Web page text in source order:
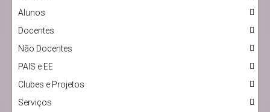
Alunos
Docentes
Não Docentes
PAIS e EE
Clubes e Projetos
Serviços